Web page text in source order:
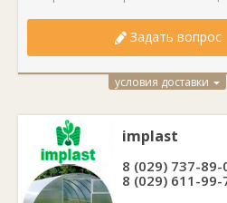
Задать вопрос
условия доставки
implast
8 (029) 737-89-
8 (029) 611-99-